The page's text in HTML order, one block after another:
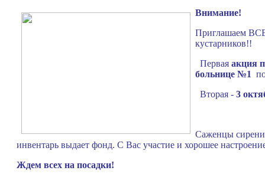
Внимание!
Приглашаем
кустарников!!
Первая акция
больнице №1
Вторая - 3
Саженцы
инвентарь выдает фонд. С Вас участие и хорошее
Ждем всех на посадки!